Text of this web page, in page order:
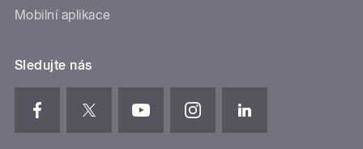
Mobilní aplikace
Sledujte nás